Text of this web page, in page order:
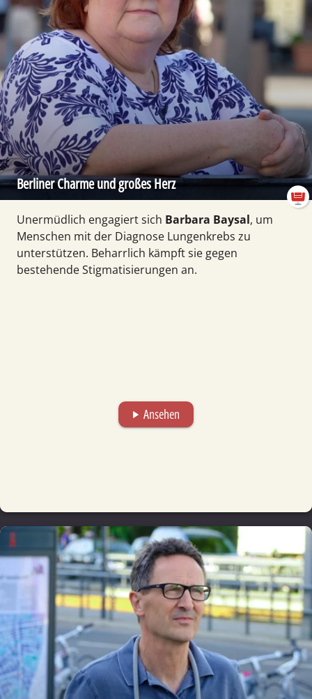
Berliner Charme und großes Herz
Unermüdlich engagiert sich Barbara Baysal, um
Menschen mit der Diagnose Lungen­krebs zu
unterstützen. Beharrlich kämpft sie gegen
bestehende Stigmati­sierungen an.
play_arrow Ansehen